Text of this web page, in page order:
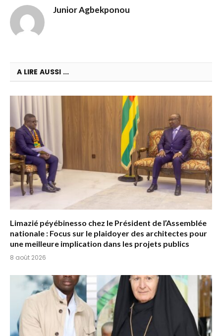
Junior Agbekponou
A LIRE AUSSI ...
Limazié péyébinesso chez le Président de l’Assemblée
nationale : Focus sur le plaidoyer des architectes pour
une meilleure implication dans les projets publics
8 août 2026